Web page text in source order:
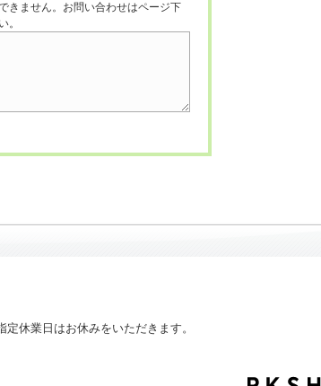
きません。お問い合わせはページ下
。
休業日はお休みをいただきます。